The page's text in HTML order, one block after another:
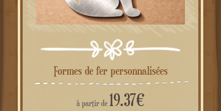
Formes de fer personnalisées
à partir de 19.37€